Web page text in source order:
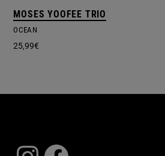
MOSES YOOFEE TRIO
OCEAN
25,99€